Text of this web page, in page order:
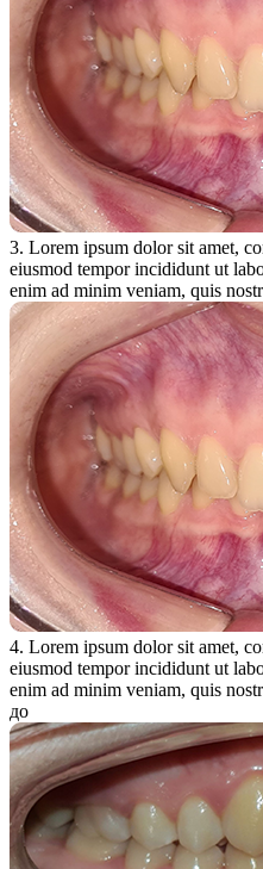
3. Lorem ipsum dolor sit amet,
eiusmod tempor incididunt ut
enim ad minim veniam, quis
4. Lorem ipsum dolor sit amet,
eiusmod tempor incididunt ut
enim ad minim veniam, quis
до